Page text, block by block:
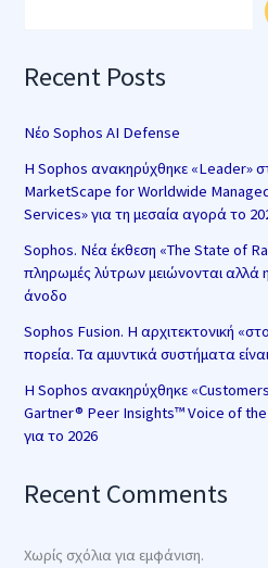
Recent Posts
Νέο Sophos AI Defense
Η Sophos ανακηρύχθηκε «Leader»
MarketScape for Worldwide
Services» για τη μεσαία αγορά το
Sophos. Νέα έκθεση «The State of
πληρωμές λύτρων μειώνονται αλλά
άνοδο
Sophos Fusion. Η αρχιτεκτονική
πορεία. Τα αμυντικά συστήματα
Η Sophos ανακηρύχθηκε
Gartner® Peer Insights™ Voice of
για το 2026
Recent Comments
Χωρίς σχόλια για εμφάνιση.